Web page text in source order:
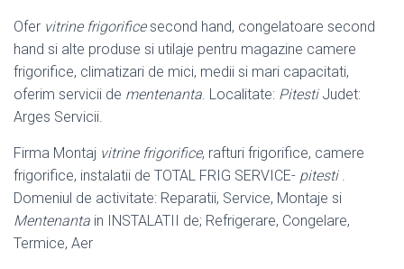
Ofer vitrine frigorificesecond hand, congelatoare second
hand si alte produse si utilaje pentru magazine camere
frigorifice, climatizari de mici, medii si mari capacitati,
oferim servicii de mentenanta. Localitate: PitestiJudet:
Arges Servicii.
Firma Montaj vitrine frigorifice, rafturi frigorifice, camere
frigorifice, instalatii de TOTAL FRIG SERVICE- pitesti.
Domeniul de activitate: Reparatii, Service, Montaje si
Mentenanta in INSTALATII de; Refrigerare, Congelare,
Termice, Aer